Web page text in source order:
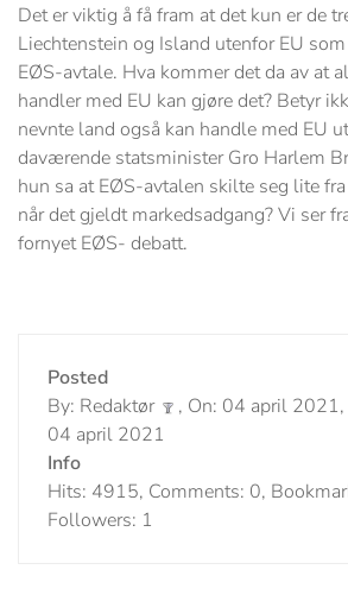
Det er viktig å få fram at det kun er de
Liechtenstein og Island utenfor EU
EØS-avtale. Hva kommer det da av at
handler med EU kan gjøre det? Betyr
nevnte land også kan handle med EU
daværende statsminister Gro Harlem
hun sa at EØS-avtalen skilte seg lite
når det gjeldt markedsadgang? Vi ser
fornyet EØS- debatt.
Posted
By: Redaktør
, On: 04 april
04 april 2021
Info
Hits: 4915, Comments: 0,
Followers: 1